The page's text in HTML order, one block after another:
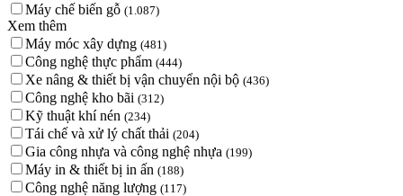
Máy chế biến gỗ (1.087)
Xem thêm
Máy móc xây dựng (481)
Công nghệ thực phẩm (444)
Xe nâng & thiết bị vận chuyển nội bộ (436)
Công nghệ kho bãi (312)
Kỹ thuật khí nén (234)
Tái chế và xử lý chất thải (204)
Gia công nhựa và công nghệ nhựa (199)
Máy in & thiết bị in ấn (188)
Công nghệ năng lượng (117)